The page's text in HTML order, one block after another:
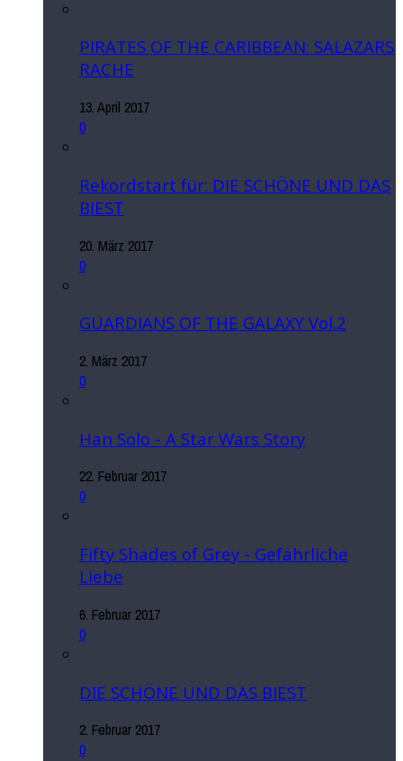
PIRATES OF THE CARIBBEAN: SALAZARS
RACHE
13. April 2017
0
Rekordstart für: DIE SCHÖNE UND DAS
BIEST
20. März 2017
0
GUARDIANS OF THE GALAXY Vol.2
2. März 2017
0
Han Solo - A Star Wars Story
22. Februar 2017
0
Fifty Shades of Grey - Gefährliche
Liebe
6. Februar 2017
0
DIE SCHÖNE UND DAS BIEST
2. Februar 2017
0